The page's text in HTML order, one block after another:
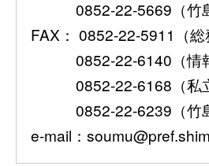
0852-22-5669（竹島
FAX： 0852-22-5911（
0852-22-6140（情報
0852-22-6168（私立
0852-22-6239（竹島
e-mail：